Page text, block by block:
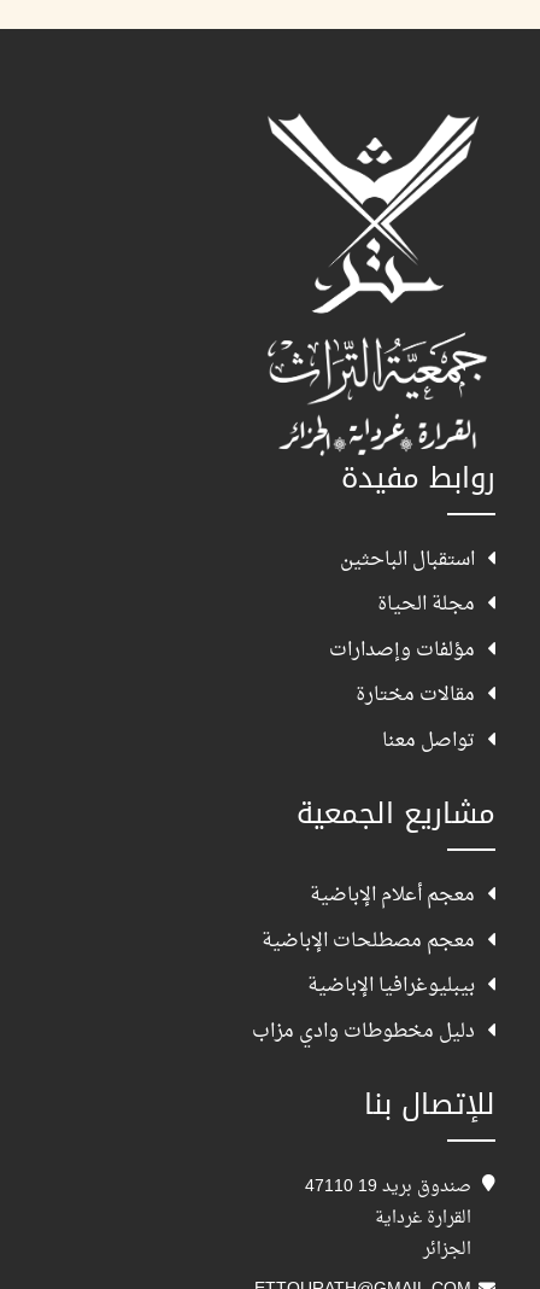
روابط مفيدة
استقبال الباحثين
مجلة الحياة
مؤلفات وإصدارات
مقالات مختارة
تواصل معنا
مشاريع الجمعية
معجم أعلام الإباضية
معجم مصطلحات الإباضية
بيبليوغرافيا الإباضية
دليل مخطوطات وادي مزاب
للإتصال بنا
صندوق بريد 19 47110
القرارة غرداية
الجزائر